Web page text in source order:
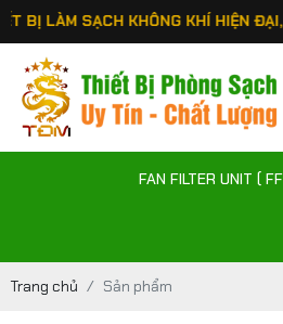
KHÔNG KHÍ HIỆN ĐẠI, MANG ĐẾN
FAN FILTER UNIT (
Trang chủ Sản phẩm